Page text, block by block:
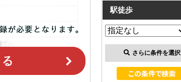
駅徒歩
さらに条件を選択